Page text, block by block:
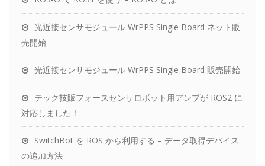
光近接センサモジュール WrPPS Single Board ネット販
売開始
光近接センサモジュール WrPPS Single Board 販売開始
テック技販フォースセンサロボット用アンプが ROS2 に
対応しました！
SwitchBot を ROS から利用する – データ取得デバイス
の追加方法